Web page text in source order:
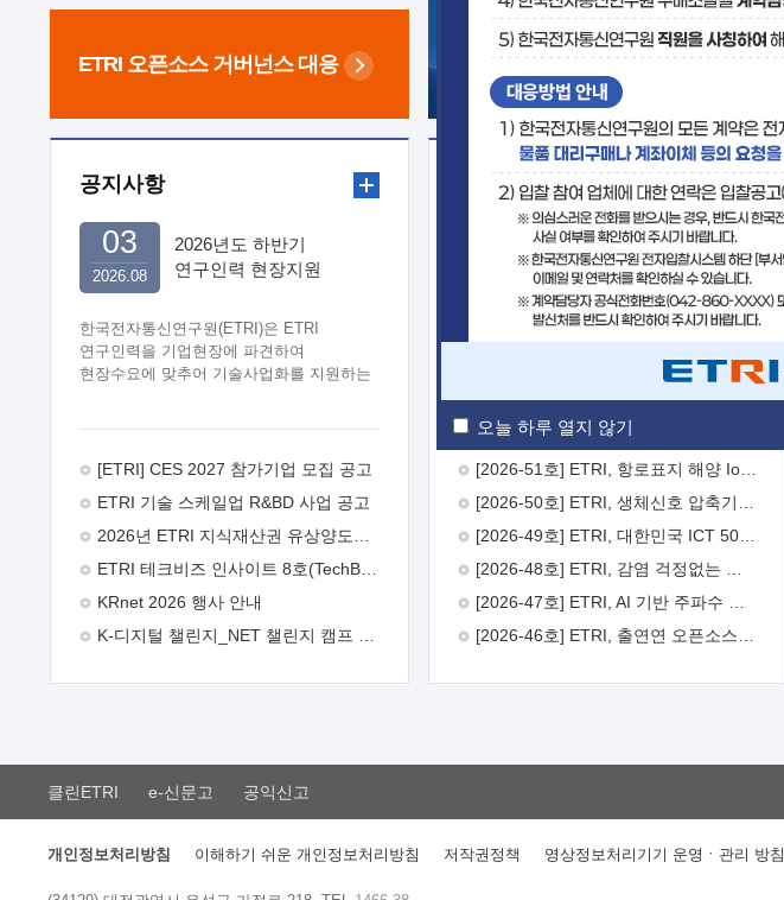
오늘 하루 열지 않기
ETRI 오픈소스 거버넌스 대응
공지사항
2026년도 하반기
연구인력 현장지원
한국전자통신연구원(ETRI)은 ETRI
연구인력을 기업현장에 파견하여
현장수요에 맞추어 기술사업화를 지원하는
주시기 바랍니다. 2026년 8월
추진목적: ETRI 인력을 기업현장에 파견.
기술지원을 실시함으로써 ETRI 개발기술의
극대화하고, 지원기업을 강견기업으로
육성하고자 함.  신청자격: ETRI
ETRI 창업/연구소기업, 기술이전/출자기업
(2 ~ 3년차) 연봉의 40%  추진일정(1)
희망기업 신청/접수(2)희망인력-희망기업
매칭(3)현장조사/ 선정(심의)(4)협약체결
26일 9월초순 9월 중순 10월 이후*
2026.08
03
[ETRI] CES 2027 참가기업 모집 공고
ETRI 기술 스케일업 R&BD 사업 공고
ETRI 테크비즈 인사이트 8호(TechBiz Insight Vol.8) 발간
KRnet 2026 행사 안내
보도자료
[2026-52호] ETRI, ITU-T 자율주행차 국제표준화 주도한다
클린ETRI e-신문고 공익신고
개인정보처리방침 이해하기 쉬운 개인정보처리방침 저작권정책 영상정보처리기기 운영ㆍ관리 방침